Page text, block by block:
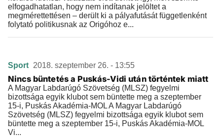
elfogadhatatlan, hogy nem indítanak jelöltet a
megmérettettésen – derült ki a pályafutását függetlenként
folytató politikusnak az Origóhoz e...
Sport 2018. szeptember 26. - 13:55
Nincs büntetés a Puskás-Vidi után történtek miatt
A Magyar Labdarúgó Szövetség (MLSZ) fegyelmi
bizottsága egyik klubot sem büntette meg a szeptember
15-i, Puskás Akadémia-MOL A Magyar Labdarúgó
Szövetség (MLSZ) fegyelmi bizottsága egyik klubot sem
büntette meg a szeptember 15-i, Puskás Akadémia-MOL
Vi...